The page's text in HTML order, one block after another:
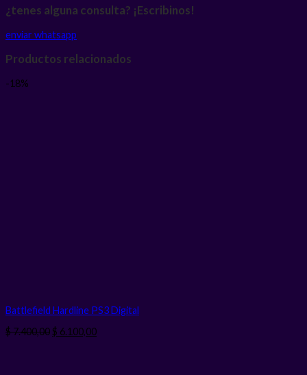
¿tenes alguna consulta? ¡Escribinos!
enviar whatsapp
Productos relacionados
-18%
Battlefield Hardline PS3Digital
$7.400,00 El
$ 6.100,00El